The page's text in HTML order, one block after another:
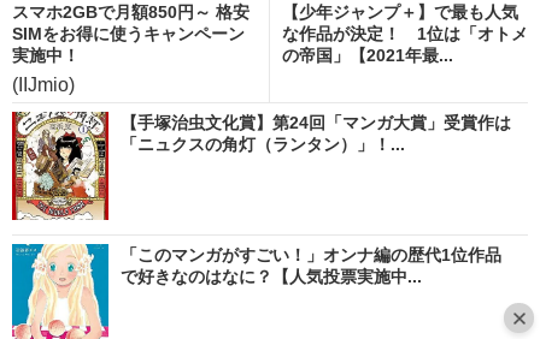
スマホ2GBで月額850円～ 格安
SIMをお得に使うキャンペーン
実施中！
(IIJmio)
【少年ジャンプ＋】で最も人気
な作品が決定！ 1位は「オトメ
の帝国」【2021年最...
【手塚治虫文化賞】第24回「マンガ大賞」受賞作は
「ニュクスの角灯（ランタン）」！...
「このマンガがすごい！」オンナ編の歴代1位作品
で好きなのはなに？【人気投票実施中...